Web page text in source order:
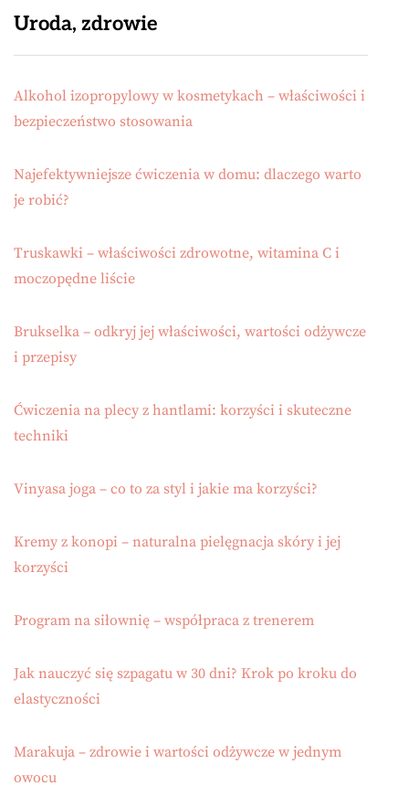
Uroda, zdrowie
Alkohol izopropylowy w kosmetykach – właściwości i
bezpieczeństwo stosowania
Najefektywniejsze ćwiczenia w domu: dlaczego warto
je robić?
Truskawki – właściwości zdrowotne, witamina C i
moczopędne liście
Brukselka – odkryj jej właściwości, wartości odżywcze
i przepisy
Ćwiczenia na plecy z hantlami: korzyści i skuteczne
techniki
Vinyasa joga – co to za styl i jakie ma korzyści?
Kremy z konopi – naturalna pielęgnacja skóry i jej
korzyści
Program na siłownię – współpraca z trenerem
Jak nauczyć się szpagatu w 30 dni? Krok po kroku do
elastyczności
Marakuja – zdrowie i wartości odżywcze w jednym
owocu